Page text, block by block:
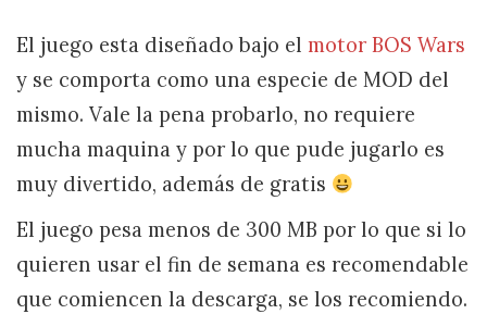
El juego esta diseñado bajo el motor BOS Wars
y se comporta como una especie de MOD del
mismo. Vale la pena probarlo, no requiere
mucha maquina y por lo que pude jugarlo es
muy divertido, además de gratis
El juego pesa menos de 300 MB por lo que si lo
quieren usar el fin de semana es recomendable
que comiencen la descarga, se los recomiendo.